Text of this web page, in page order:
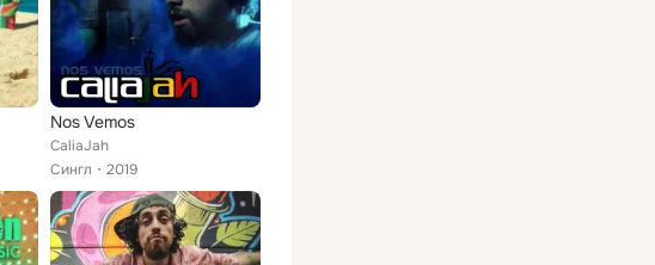
Nos Vemos
CaliaJah
Сингл
2019